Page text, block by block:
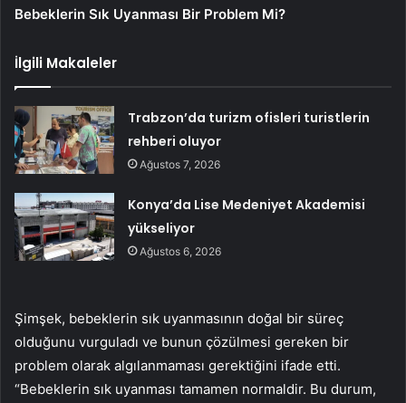
Bebeklerin Sık Uyanması Bir Problem Mi?
İlgili Makaleler
Trabzon’da turizm ofisleri turistlerin
rehberi oluyor
Ağustos 7, 2026
Konya’da Lise Medeniyet Akademisi
yükseliyor
Ağustos 6, 2026
Şimşek, bebeklerin sık uyanmasının doğal bir süreç
olduğunu vurguladı ve bunun çözülmesi gereken bir
problem olarak algılanmaması gerektiğini ifade etti.
“Bebeklerin sık uyanması tamamen normaldir. Bu durum,